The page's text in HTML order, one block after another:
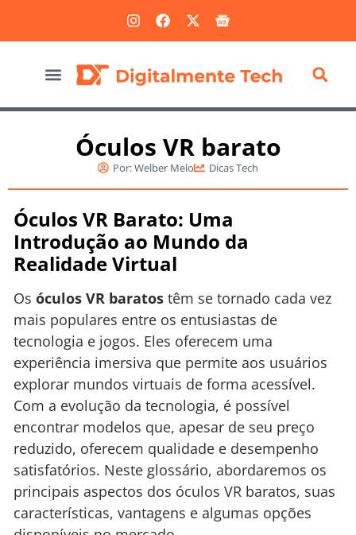
Óculos VR barato
Por:Welber Melo Dicas Tech
Óculos VR Barato: Uma
Introdução ao Mundo da
Realidade Virtual
Os óculos VR baratos têm se tornado cada vez
mais populares entre os entusiastas de
tecnologia e jogos. Eles oferecem uma
experiência imersiva que permite aos usuários
explorar mundos virtuais de forma acessível.
Com a evolução da tecnologia, é possível
encontrar modelos que, apesar de seu preço
reduzido, oferecem qualidade e desempenho
satisfatórios. Neste glossário, abordaremos os
principais aspectos dos óculos VR baratos, suas
características, vantagens e algumas opções